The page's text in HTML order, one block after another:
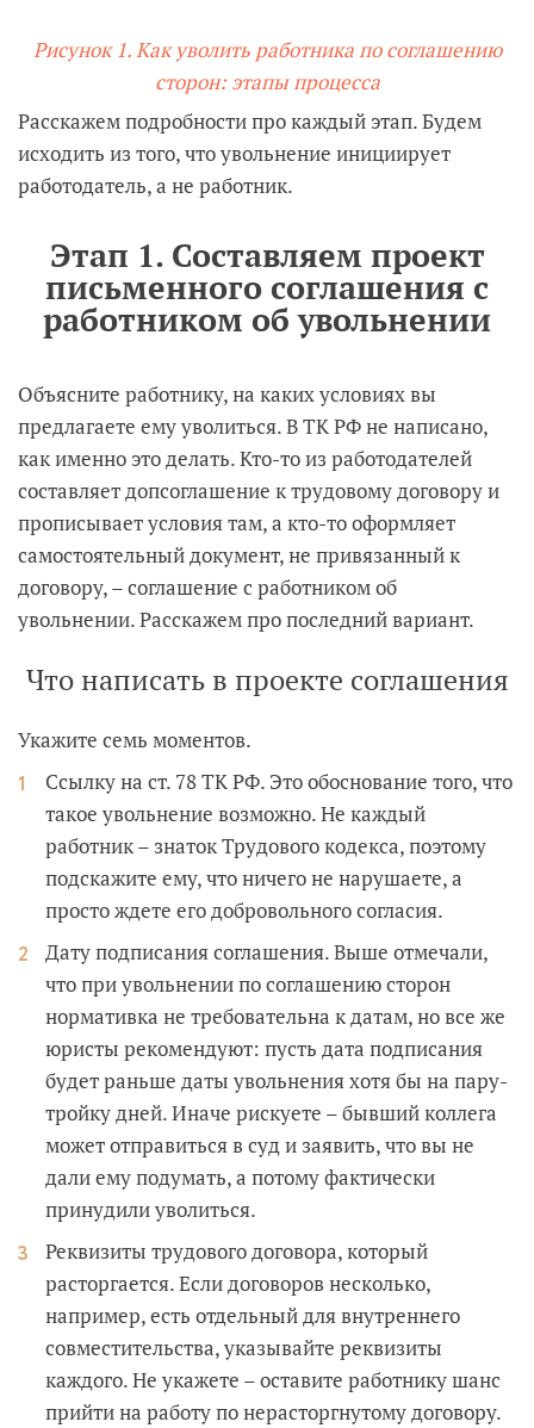
Рисунок 1. Как уволить работника по соглашению
сторон: этапы процесса
Расскажем подробности про каждый этап. Будем
исходить из того, что увольнение инициирует
работодатель, а не работник.
Этап 1. Составляем проект
письменного соглашения с
работником об увольнении
Объясните работнику, на каких условиях вы
предлагаете ему уволиться. В ТК РФ не написано,
как именно это делать. Кто-то из работодателей
составляет допсоглашение к трудовому договору и
прописывает условия там, а кто-то оформляет
самостоятельный документ, не привязанный к
договору, – соглашение с работником об
увольнении. Расскажем про последний вариант.
Что написать в проекте соглашения
Укажите семь моментов.
Ссылку на ст. 78 ТК РФ. Это обоснование того, что
такое увольнение возможно. Не каждый
работник – знаток Трудового кодекса, поэтому
подскажите ему, что ничего не нарушаете, а
просто ждете его добровольного согласия.
Дату подписания соглашения. Выше отмечали,
что при увольнении по соглашению сторон
нормативка не требовательна к датам, но все же
юристы рекомендуют: пусть дата подписания
будет раньше даты увольнения хотя бы на пару-
тройку дней. Иначе рискуете – бывший коллега
может отправиться в суд и заявить, что вы не
дали ему подумать, а потому фактически
принудили уволиться.
Реквизиты трудового договора, который
расторгается. Если договоров несколько,
например, есть отдельный для внутреннего
совместительства, указывайте реквизиты
каждого. Не укажете – оставите работнику шанс
прийти на работу по нерасторгнутому договору.